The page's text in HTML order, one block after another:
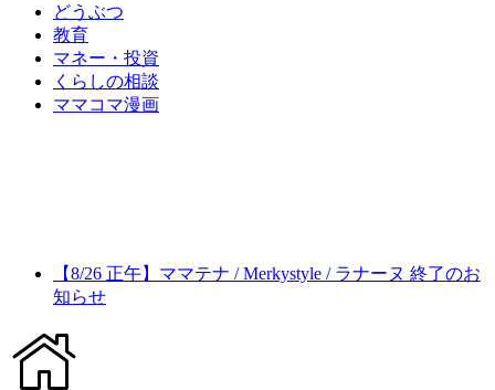
どうぶつ
教育
マネー・投資
くらしの相談
ママコマ漫画
【8/26 正午】ママテナ / Merkystyle / ラナーヌ 終了のお
知らせ